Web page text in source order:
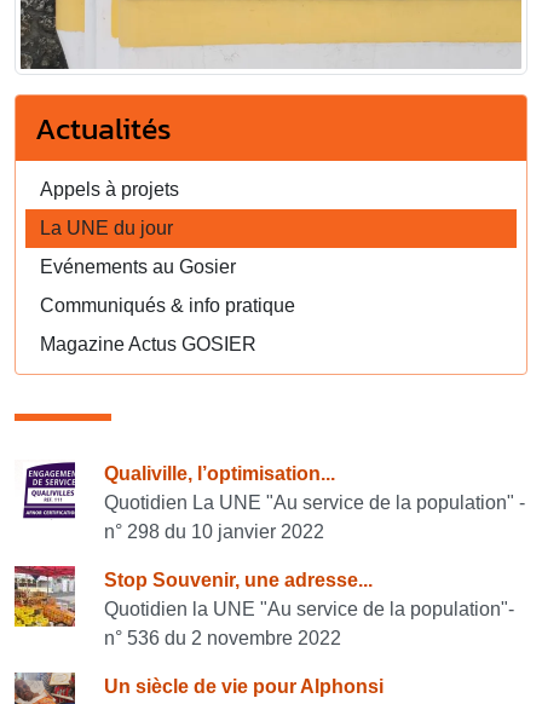
Actualités
Appels à projets
La UNE du jour
Evénements au Gosier
Communiqués & info pratique
Magazine Actus GOSIER
Consulter également
Qualiville, l’optimisation...
Quotidien La UNE "Au service de la population" -
n° 298 du 10 janvier 2022
Stop Souvenir, une adresse...
Quotidien la UNE "Au service de la population"-
n° 536 du 2 novembre 2022
Un siècle de vie pour Alphonsi